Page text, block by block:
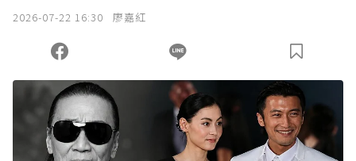
2026-07-22 16:30 廖嘉紅